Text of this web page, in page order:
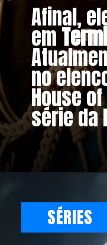
Afinal,
em
no
House
série da
SÉRIES